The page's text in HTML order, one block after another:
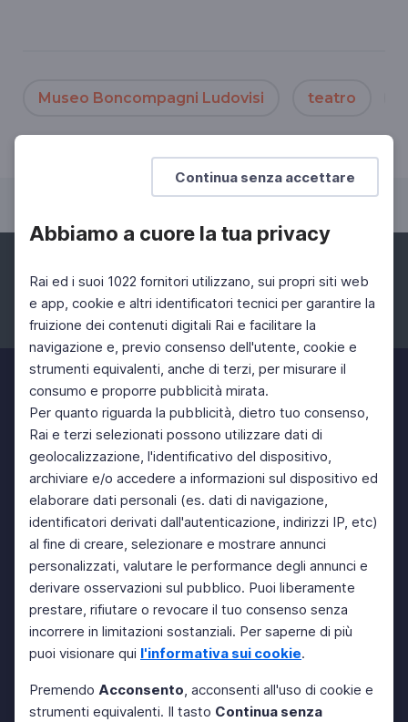
Continua senza accettare
Abbiamo a cuore la tua privacy
Rai ed i suoi 1022 fornitori utilizzano, sui propri siti web
e app, cookie e altri identificatori tecnici per garantire la
fruizione dei contenuti digitali Rai e facilitare la
navigazione e, previo consenso dell'utente, cookie e
strumenti equivalenti, anche di terzi, per misurare il
consumo e proporre pubblicità mirata.
Per quanto riguarda la pubblicità, dietro tuo consenso,
Rai e terzi selezionati possono utilizzare dati di
geolocalizzazione, l'identificativo del dispositivo,
archiviare e/o accedere a informazioni sul dispositivo ed
elaborare dati personali (es. dati di navigazione,
identificatori derivati dall'autenticazione, indirizzi IP, etc)
al fine di creare, selezionare e mostrare annunci
personalizzati, valutare le performance degli annunci e
derivare osservazioni sul pubblico. Puoi liberamente
prestare, rifiutare o revocare il tuo consenso senza
incorrere in limitazioni sostanziali. Per saperne di più
puoi visionare qui l'informativa sui cookie.
Premendo Acconsento, acconsenti all'uso di cookie e
strumenti equivalenti. Il tasto Continua senza
Museo Boncompagni Ludovisi teatro
Facebook Instagram Twitter